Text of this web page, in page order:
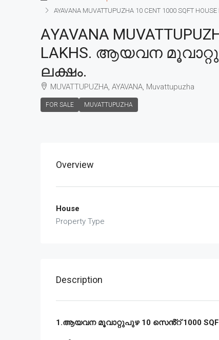
AYAVANA MUVATTUPUZHA 10 CENT 1000 SQFT
AYAVANA
LAKHS. ആയവന
ലക്ഷം.
MUVATTUPUZHA, AYAVANA, Muvattupuzha
FOR SALE MUVATTUPUZHA
Overview
House
Property Type
Description
1.ആയവന മൂവാറ്റുപുഴ 10 സെൻ്റ് 1000